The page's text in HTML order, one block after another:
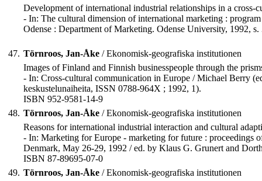
Development of international industrial relationships in a cross-
- In: The cultural dimension of international marketing :
Odense : Department of Marketing. Odense University, 1992, s.
47. Törnroos, Jan-Åke / Ekonomisk-geografiska institutionen
Images of Finland and Finnish businesspeople through the
- In: Cross-cultural communication in Europe / Michael Berry
keskustelunaiheita, ISSN 0788-964X ; 1992, 1).
ISBN 952-9581-14-9
48. Törnroos, Jan-Åke / Ekonomisk-geografiska institutionen
Reasons for international industrial interaction and cultural
- In: Marketing for Europe - marketing for future : proceedings
Denmark, May 26-29, 1992 / ed. by Klaus G. Grunert and
ISBN 87-89695-07-0
49. Törnroos, Jan-Åke / Ekonomisk-geografiska institutionen